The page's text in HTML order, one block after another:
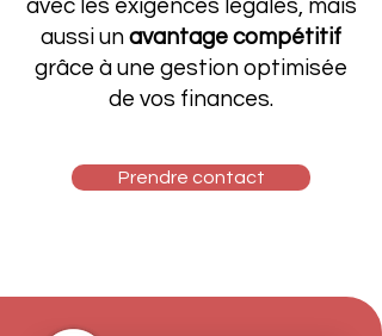
avec les exigences légales, mais
aussi un avantage compétitif
grâce à une gestion optimisée
de vos finances.
Prendre contact